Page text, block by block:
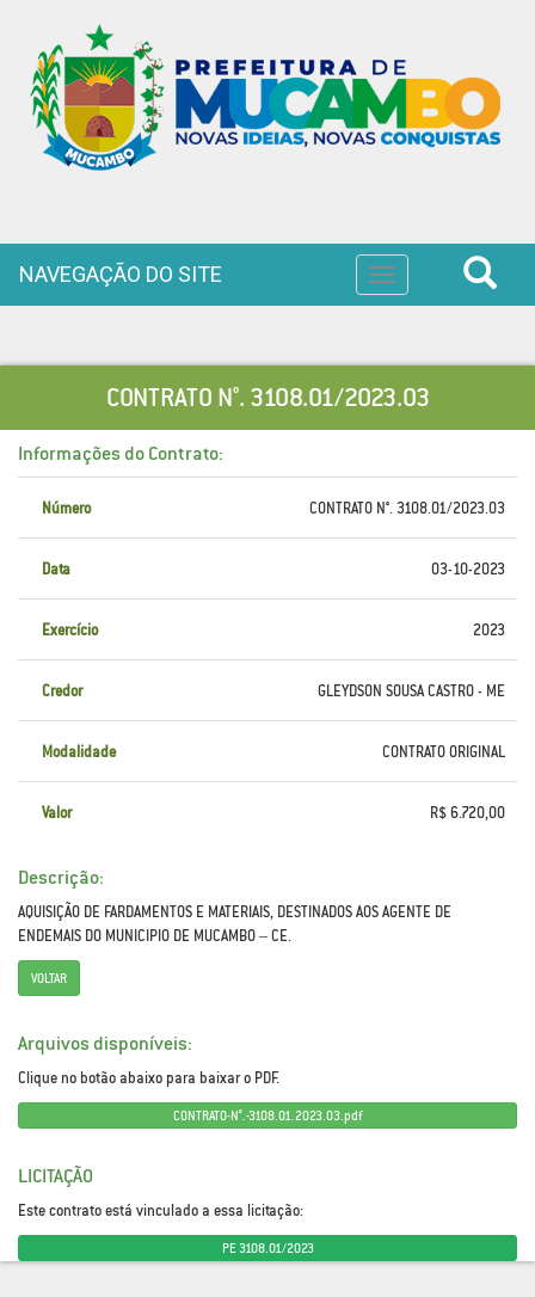
Toggle
navigation
NAVEGAÇÃO DO SITE
CONTRATO N°. 3108.01/2023.03
Informações do Contrato:
Número CONTRATO N°. 3108.01/2023.03
Data 03-10-2023
Exercício 2023
Credor GLEYDSON SOUSA CASTRO - ME
Modalidade CONTRATO ORIGINAL
Valor R$ 6.720,00
Descrição:
AQUISIÇÃO DE FARDAMENTOS E MATERIAIS, DESTINADOS AOS AGENTE DE
ENDEMAIS DO MUNICIPIO DE MUCAMBO – CE.
VOLTAR
Arquivos disponíveis:
Clique no botão abaixo para baixar o PDF.
CONTRATO-N°.-3108.01.2023.03.pdf
LICITAÇÃO
Este contrato está vinculado a essa licitação:
PE 3108.01/2023